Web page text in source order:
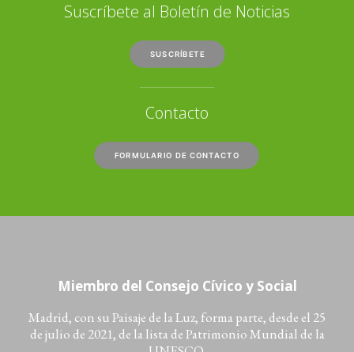
Suscríbete al Boletín de Noticias
SUSCRÍBETE
Contacto
FORMULARIO DE CONTACTO
Miembro del Consejo Cívico y Social
Madrid, con su Paisaje de la Luz, forma parte, desde el 25
de julio de 2021, de la lista de Patrimonio Mundial de la